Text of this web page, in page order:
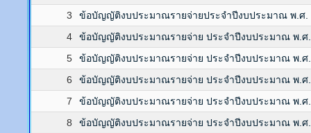
3
ข้อบัญญัติงบประมาณรายจ่ายประจำปีงบประมาณ พ.ศ.
4
ข้อบัญญัติงบประมาณรายจ่าย ประจำปีงบประมาณ พ.ศ
5
ข้อบัญญัติงบประมาณรายจ่าย ประจำปีงบประมาณ พ.ศ
6
ข้อบัญญัติงบประมาณรายจ่าย ประจำปีงบประมาณ พ.ศ
7
ข้อบัญญัติงบประมาณรายจ่าย ประจำปีงบประมาณ พ.ศ
8
ข้อบัญญัติงบประมาณรายจ่าย ประจำปีงบประมาณ พ.ศ